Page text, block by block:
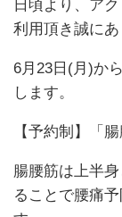
日頃より、ア
利用頂き誠にあ
6月23日(月)か
します。
【予約制】「
腸腰筋は上半
ることで腰痛